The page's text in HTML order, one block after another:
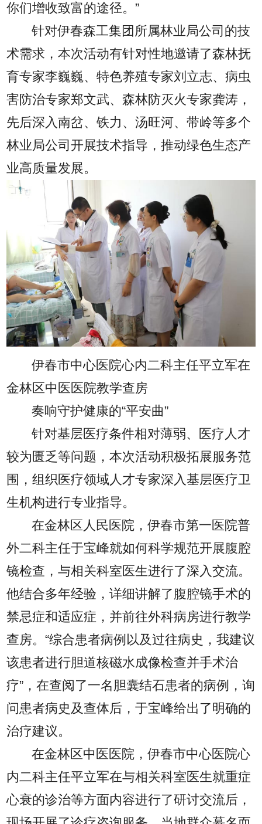
你们增收致富的途径。”
针对伊春森工集团所属林业局公司的技
术需求，本次活动有针对性地邀请了森林抚
育专家李巍巍、特色养殖专家刘立志、病虫
害防治专家郑文武、森林防灭火专家龚涛，
先后深入南岔、铁力、汤旺河、带岭等多个
林业局公司开展技术指导，推动绿色生态产
业高质量发展。
伊春市中心医院心内二科主任平立军在
金林区中医医院教学查房
奏响守护健康的“平安曲”
针对基层医疗条件相对薄弱、医疗人才
较为匮乏等问题，本次活动积极拓展服务范
围，组织医疗领域人才专家深入基层医疗卫
生机构进行专业指导。
在金林区人民医院，伊春市第一医院普
外二科主任于宝峰就如何科学规范开展腹腔
镜检查，与相关科室医生进行了深入交流。
他结合多年经验，详细讲解了腹腔镜手术的
禁忌症和适应症，并前往外科病房进行教学
查房。“综合患者病例以及过往病史，我建议
该患者进行胆道核磁水成像检查并手术治
疗”，在查阅了一名胆囊结石患者的病例，询
问患者病史及查体后，于宝峰给出了明确的
治疗建议。
在金林区中医医院，伊春市中心医院心
内二科主任平立军在与相关科室医生就重症
心衰的诊治等方面内容进行了研讨交流后，